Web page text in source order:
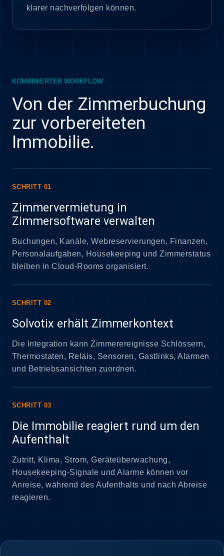
klarer nachverfolgen können.
KOMBINIERTER WORKFLOW
Von der Zimmerbuchung
zur vorbereiteten
Immobilie.
SCHRITT 01
Zimmervermietung in
Zimmersoftware verwalten
Buchungen, Kanäle, Webreservierungen, Finanzen,
Personalaufgaben, Housekeeping und Zimmerstatus
bleiben in Cloud-Rooms organisiert.
SCHRITT 02
Solvotix erhält Zimmerkontext
Die Integration kann Zimmerereignisse Schlössern,
Thermostaten, Relais, Sensoren, Gastlinks, Alarmen
und Betriebsansichten zuordnen.
SCHRITT 03
Die Immobilie reagiert rund um den
Aufenthalt
Zutritt, Klima, Strom, Geräteüberwachung,
Housekeeping-Signale und Alarme können vor
Anreise, während des Aufenthalts und nach Abreise
reagieren.